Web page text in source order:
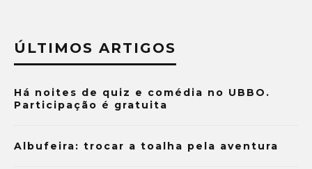
ÚLTIMOS ARTIGOS
Há noites de quiz e comédia no UBBO.
Participação é gratuita
Albufeira: trocar a toalha pela aventura